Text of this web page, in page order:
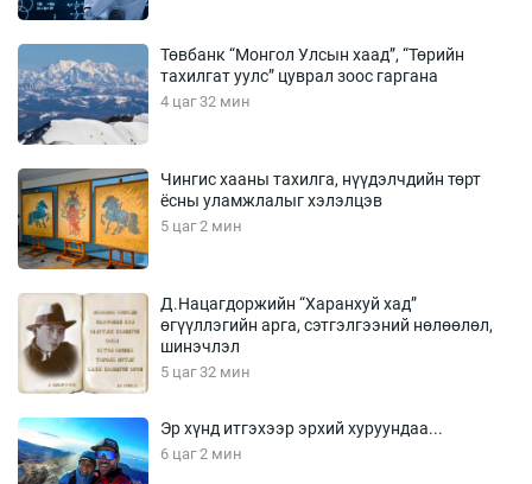
Төвбанк “Монгол Улсын хаад”, “Төрийн
тахилгат уулс” цуврал зоос гаргана
4 цаг 32 мин
Чингис хааны тахилга, нүүдэлчдийн төрт
ёсны уламжлалыг хэлэлцэв
5 цаг 2 мин
Д.Нацагдоржийн “Харанхуй хад”
өгүүллэгийн арга, сэтгэлгээний нөлөөлөл,
шинэчлэл
5 цаг 32 мин
Эр хүнд итгэхээр эрхий хуруундаа...
6 цаг 2 мин